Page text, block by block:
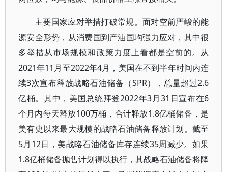
主要国家应对举措打破常规。面对空前严峻的能
源安全形势，从消费国到产油国均强力应对，其中很
多举措从市场规模和政策力度上看都是空前的。从
2021年11月至2022年4月，美国在不到半年时间内连
续3次宣布释放战略石油储备（SPR），总量超过2.6
亿桶。其中，美国总统拜登2022年3月31日宣布在6
个月内每天释放100万桶，合计释放1.8亿桶储备，是
美有史以来最大规模的战略石油储备释放计划。截至
5月12日，美战略石油储备库存连续35周减少。如果
1.8亿桶储备抛售计划得以执行，其战略石油储备将降